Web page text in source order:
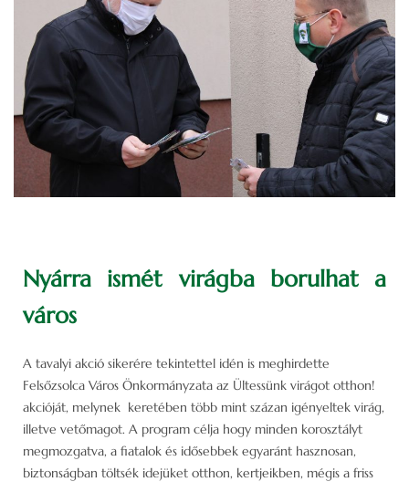
Nyárra ismét virágba borulhat a
város
A tavalyi akció sikerére tekintettel idén is meghirdette
Felsőzsolca Város Önkormányzata az Ültessünk virágot otthon!
akcióját, melynek keretében több mint százan igényeltek virág,
illetve vetőmagot. A program célja hogy minden korosztályt
megmozgatva, a fiatalok és idősebbek egyaránt hasznosan,
biztonságban töltsék idejüket otthon, kertjeikben, mégis a friss